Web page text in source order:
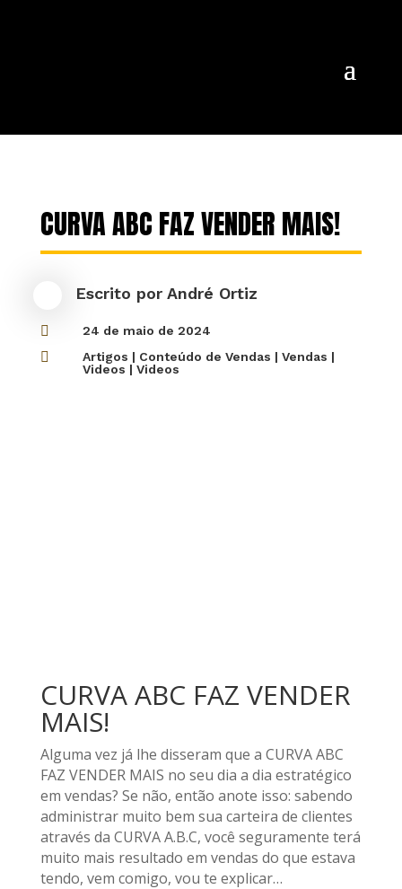
CURVA ABC FAZ VENDER MAIS!
Escrito por André Ortiz
 24 de maio de 2024
 Artigos | Conteúdo de Vendas | Vendas |
Videos | Videos
CURVA ABC FAZ VENDER
MAIS!
Alguma vez já lhe disseram que a CURVA ABC
FAZ VENDER MAIS no seu dia a dia estratégico
em vendas? Se não, então anote isso: sabendo
administrar muito bem sua carteira de clientes
através da CURVA A.B.C, você seguramente terá
muito mais resultado em vendas do que estava
tendo, vem comigo, vou te explicar…